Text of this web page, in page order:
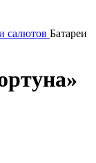
салютов Батареи